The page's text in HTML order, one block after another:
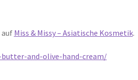
aufMiss & Missy – Asiatische Kosmetik.
and-olive-hand-cream/